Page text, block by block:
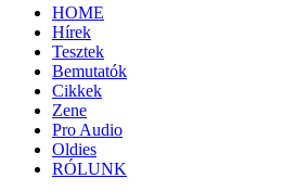
HOME
Hírek
Tesztek
Bemutatók
Cikkek
Zene
Pro Audio
Oldies
RÓLUNK